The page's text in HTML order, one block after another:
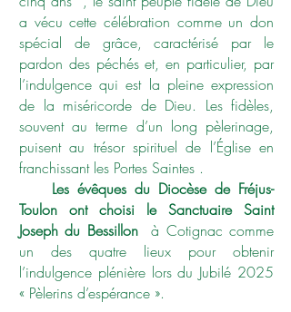
a vécu cette célébration comme un don
spécial de grâce, caractérisé par le
pardon des péchés et, en particulier, par
l’indulgence qui est la pleine expression
de la miséricorde de Dieu. Les fidèles,
souvent au terme d’un long pèlerinage,
puisent au trésor spirituel de l’Église en
franchissant les Portes Saintes .
Les évêques du Diocèse de Fréjus-
Toulon ont choisi le Sanctuaire Saint
Joseph du Bessillonà Cotignac comme
un des quatre lieux pour obtenir
l’indulgence plénière lors du Jubilé 2025
« Pèlerins d’espérance ».